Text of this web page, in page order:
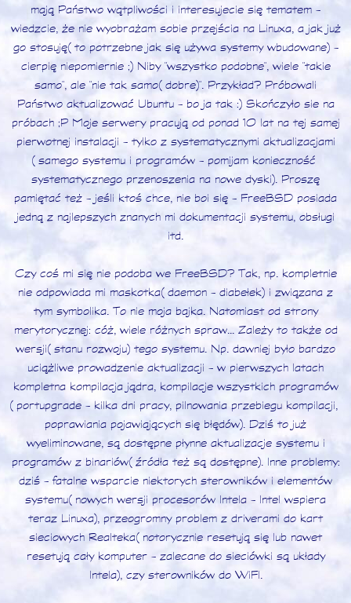
mają Państwo wątpliwości i interesujecie się tematem -
wiedzcie, że nie wyobrażam sobie przejścia na Linuxa, a jak już
go stosuję (to potrzebne jak się używa systemy wbudowane) -
cierpię niepomiernie ;) Niby "wszystko podobne", wiele "takie
samo", ale "nie tak samo (dobre)". Przykład? Próbowali
Państwo aktualizować Ubuntu - bo ja tak :) Skończyło sie na
próbach ;P Moje serwery pracują od ponad 10 lat na tej samej
pierwotnej instalacji - tylko z systematycznymi aktualizacjami
(samego systemu i programów - pomijam konieczność
systematycznego przenoszenia na nowe dyski). Proszę
pamiętać też - jeśli ktoś chce, nie boi się - FreeBSD posiada
jedną z najlepszych znanych mi dokumentacji systemu, obsługi
itd.
Czy coś mi się nie podoba we FreeBSD? Tak, np. kompletnie
nie odpowiada mi maskotka (daemon - diabełek) i związana z
tym symbolika. To nie moja bajka. Natomiast od strony
merytorycznej: cóż, wiele różnych spraw... Zależy to także od
wersji (stanu rozwoju) tego systemu. Np. dawniej było bardzo
uciążliwe prowadzenie aktualizacji - w pierwszych latach
kompletna kompilacja jądra, kompilacje wszystkich programów
(portupgrade - kilka dni pracy, pilnowania przebiegu kompilacji,
poprawiania pojawiających się błędów). Dziś to już
wyeliminowane, są dostępne płynne aktualizacje systemu i
programów z binariów (źródła też są dostępne). Inne problemy:
dziś - fatalne wsparcie niektorych sterowników i elementów
systemu (nowych wersji procesorów Intela - Intel wspiera
teraz Linuxa), przeogromny problem z driverami do kart
sieciowych Realteka (notorycznie resetują się lub nawet
resetują cały komputer - zalecane do sieciówki są układy
Intela), czy sterowników do WiFI.